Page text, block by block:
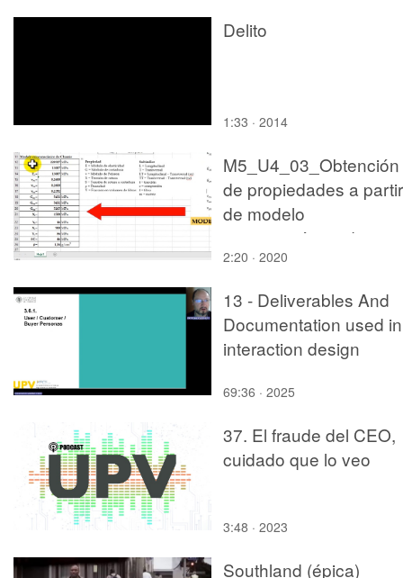
Delito
1:33 · 2014
M5_U4_03_Obtención
de propiedades a partir
de modelo
micromecánico de
Chamis
2:20 · 2020
13 - Deliverables And
Documentation used in
interaction design
69:36 · 2025
37. El fraude del CEO,
cuidado que lo veo
3:48 · 2023
Southland (épica)